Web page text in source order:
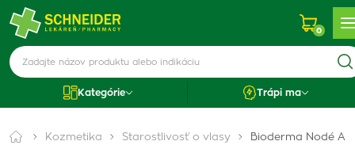
0
Kategórie Trápi ma
Kozmetika Starostlivosť o vlasy
Bioderma Nodé A